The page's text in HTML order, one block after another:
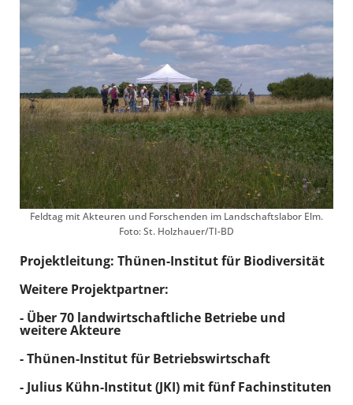
Feldtag mit Akteuren und Forschenden im Landschaftslabor Elm.
Foto: St. Holzhauer/TI-BD
Projektleitung: Thünen-Institut für Biodiversität
Weitere Projektpartner:
- Über 70 landwirtschaftliche Betriebe und
weitere Akteure
- Thünen-Institut für Betriebswirtschaft
- Julius Kühn-Institut (JKI) mit fünf Fachinstituten